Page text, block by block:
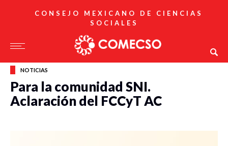
CONSEJO MEXICANO DE CIENCIAS
SOCIALES
NOTICIAS
Para la comunidad SNI.
Aclaración del FCCyT AC